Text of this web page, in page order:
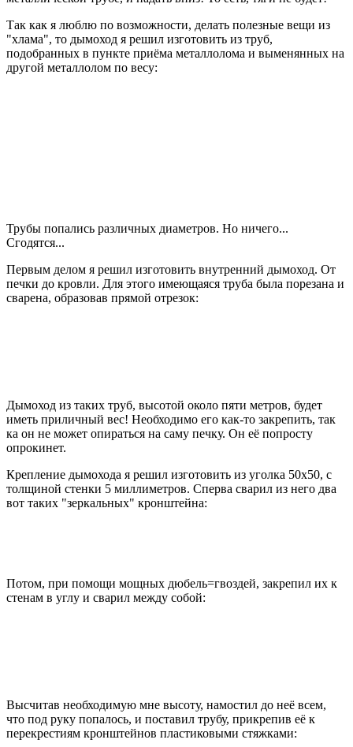
Так как я люблю по возможности, делать полезные вещи из
"хлама", то дымоход я решил изготовить из труб,
подобранных в пункте приёма металлолома и выменянных на
другой металлолом по весу:
Трубы попались различных диаметров. Но ничего...
Сгодятся...
Первым делом я решил изготовить внутренний дымоход. От
печки до кровли. Для этого имеющаяся труба была порезана и
сварена, образовав прямой отрезок:
Дымоход из таких труб, высотой около пяти метров, будет
иметь приличный вес! Необходимо его как-то закрепить, так
ка он не может опираться на саму печку. Он её попросту
опрокинет.
Крепление дымохода я решил изготовить из уголка 50х50, с
толщиной стенки 5 миллиметров. Сперва сварил из него два
вот таких "зеркальных" кронштейна:
Потом, при помощи мощных дюбель=гвоздей, закрепил их к
стенам в углу и сварил между собой:
Высчитав необходимую мне высоту, намостил до неё всем,
что под руку попалось, и поставил трубу, прикрепив её к
перекрестиям кронштейнов пластиковыми стяжками: